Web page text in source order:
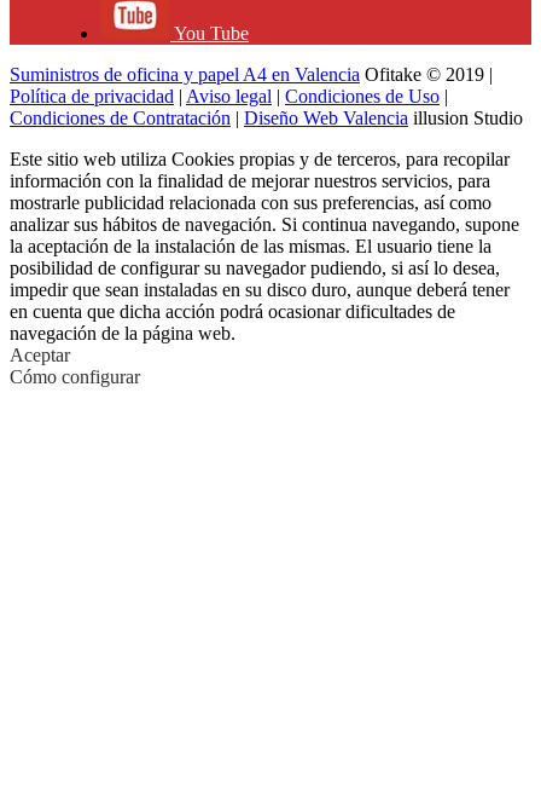
You Tube
Suministros de oficina y papel A4 en Valencia Ofitake © 2019 |
Política de privacidad | Aviso legal | Condiciones de Uso |
Condiciones de Contratación | Diseño Web Valencia illusion Studio
Este sitio web utiliza Cookies propias y de terceros, para recopilar
información con la finalidad de mejorar nuestros servicios, para
mostrarle publicidad relacionada con sus preferencias, así como
analizar sus hábitos de navegación. Si continua navegando, supone
la aceptación de la instalación de las mismas. El usuario tiene la
posibilidad de configurar su navegador pudiendo, si así lo desea,
impedir que sean instaladas en su disco duro, aunque deberá tener
en cuenta que dicha acción podrá ocasionar dificultades de
navegación de la página web.
Aceptar
Cómo configurar